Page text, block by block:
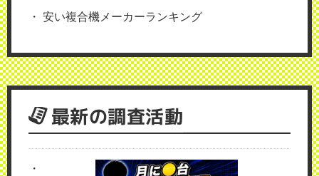
安い複合機メーカーランキング
最新の調査活動